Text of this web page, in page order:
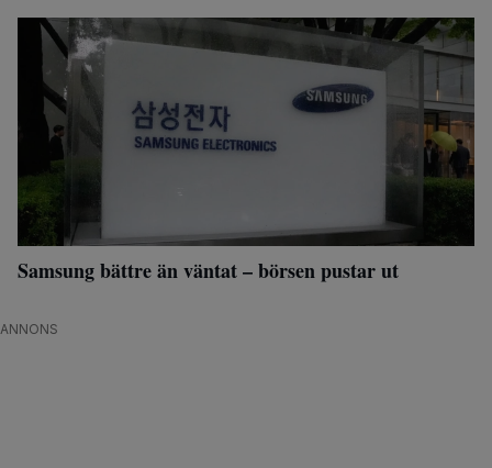
Samsung bättre än väntat – börsen pustar ut
ANNONS